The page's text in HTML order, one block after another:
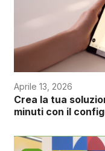
Aprile 13, 2026
Crea la tua
minuti con il